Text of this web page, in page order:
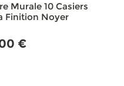
Murale 10 Casiers
Finition Noyer
€